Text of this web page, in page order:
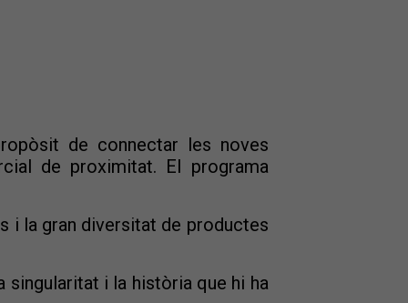
de connectar les noves
de proximitat. El programa
i la gran diversitat de productes
singularitat i la història que hi ha